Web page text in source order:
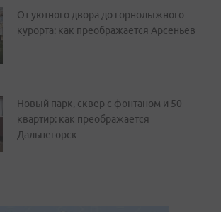
От уютного двора до горнолыжного
курорта: как преображается Арсеньев
Новый парк, сквер с фонтаном и 50
квартир: как преображается
Дальнегорск